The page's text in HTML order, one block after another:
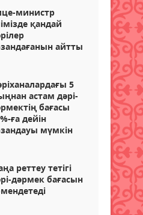
министр
қандай
айтты
5
астам дәрі-
бағасы
ға дейін
мүмкін
реттеу тетігі
дәрмек бағасын